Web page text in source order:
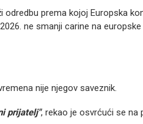
prema kojoj Europska
ne smanji carine na
nije njegov saveznik.
prijatelj", rekao je osvrćući se na